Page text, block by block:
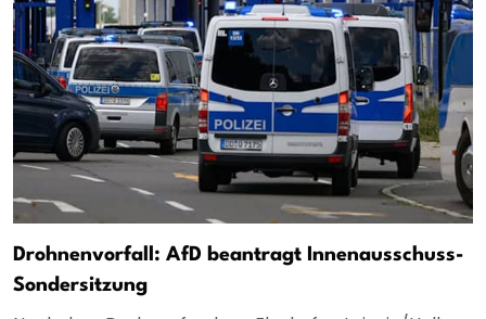
Drohnenvorfall: AfD beantragt Innenausschuss-
Sondersitzung